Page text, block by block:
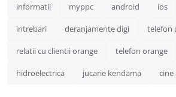
informatii myppc android ios
intrebari deranjamente digi telefon
relatii cu clientii orange telefon orange
hidroelectrica jucarie kendama cine